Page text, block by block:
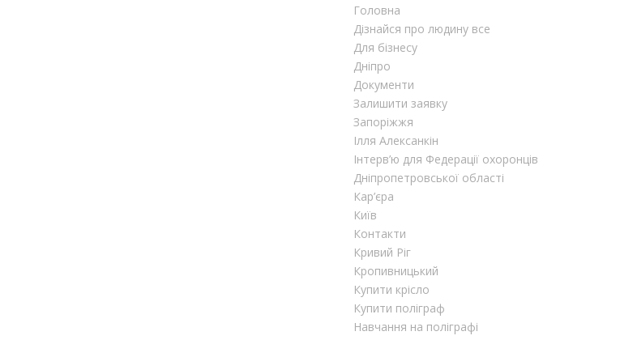
Головна
Дізнайся про людину все
Для бізнесу
Дніпро
Документи
Залишити заявку
Запоріжжя
Ілля Алексанкін
Інтерв’ю для Федерації охоронців
Дніпропетровської області
Кар’єра
Київ
Контакти
Кривий Ріг
Кропивницький
Купити крісло
Купити поліграф
Навчання на поліграфі